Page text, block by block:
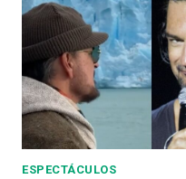
ESPECTÁCULOS